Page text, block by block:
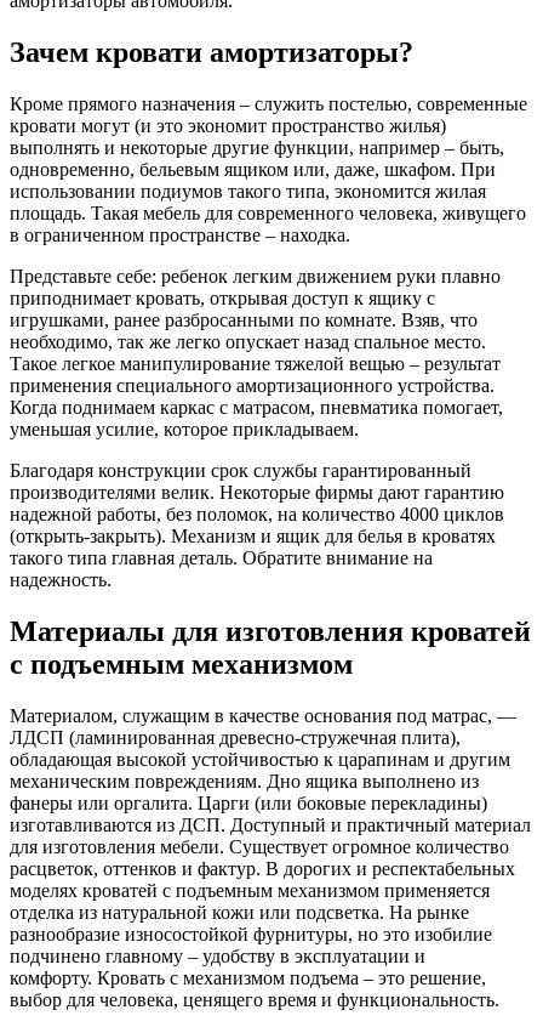
Зачем кровати амортизаторы?
Кроме прямого назначения – служить постелью, современные
кровати могут (и это экономит пространство жилья)
выполнять и некоторые другие функции, например – быть,
одновременно, бельевым ящиком или, даже, шкафом. При
использовании подиумов такого типа, экономится жилая
площадь. Такая мебель для современного человека, живущего
в ограниченном пространстве – находка.
Представьте себе: ребенок легким движением руки плавно
приподнимает кровать, открывая доступ к ящику с
игрушками, ранее разбросанными по комнате. Взяв, что
необходимо, так же легко опускает назад спальное место.
Такое легкое манипулирование тяжелой вещью – результат
применения специального амортизационного устройства.
Когда поднимаем каркас с матрасом, пневматика помогает,
уменьшая усилие, которое прикладываем.
Благодаря конструкции срок службы гарантированный
производителями велик. Некоторые фирмы дают гарантию
надежной работы, без поломок, на количество 4000 циклов
(открыть-закрыть). Механизм и ящик для белья в кроватях
такого типа главная деталь. Обратите внимание на
надежность.
Материалы для изготовления кроватей
с подъемным механизмом
Материалом, служащим в качестве основания под матрас, —
ЛДСП (ламинированная древесно-стружечная плита),
обладающая высокой устойчивостью к царапинам и другим
механическим повреждениям. Дно ящика выполнено из
фанеры или оргалита. Царги (или боковые перекладины)
изготавливаются из ДСП. Доступный и практичный материал
для изготовления мебели. Существует огромное количество
расцветок, оттенков и фактур. В дорогих и респектабельных
моделях кроватей с подъемным механизмом применяется
отделка из натуральной кожи или подсветка. На рынке
разнообразие износостойкой фурнитуры, но это изобилие
подчинено главному – удобству в эксплуатации и
комфорту. Кровать с механизмом подъема – это решение,
выбор для человека, ценящего время и функциональность.